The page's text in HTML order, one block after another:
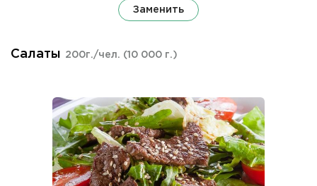
Заменить
Салаты 200г./чел. (10 000 г.)